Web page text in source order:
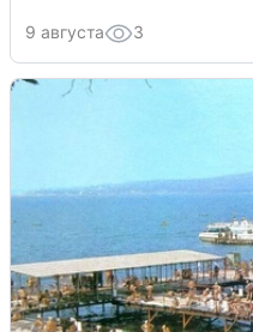
9 августа 3